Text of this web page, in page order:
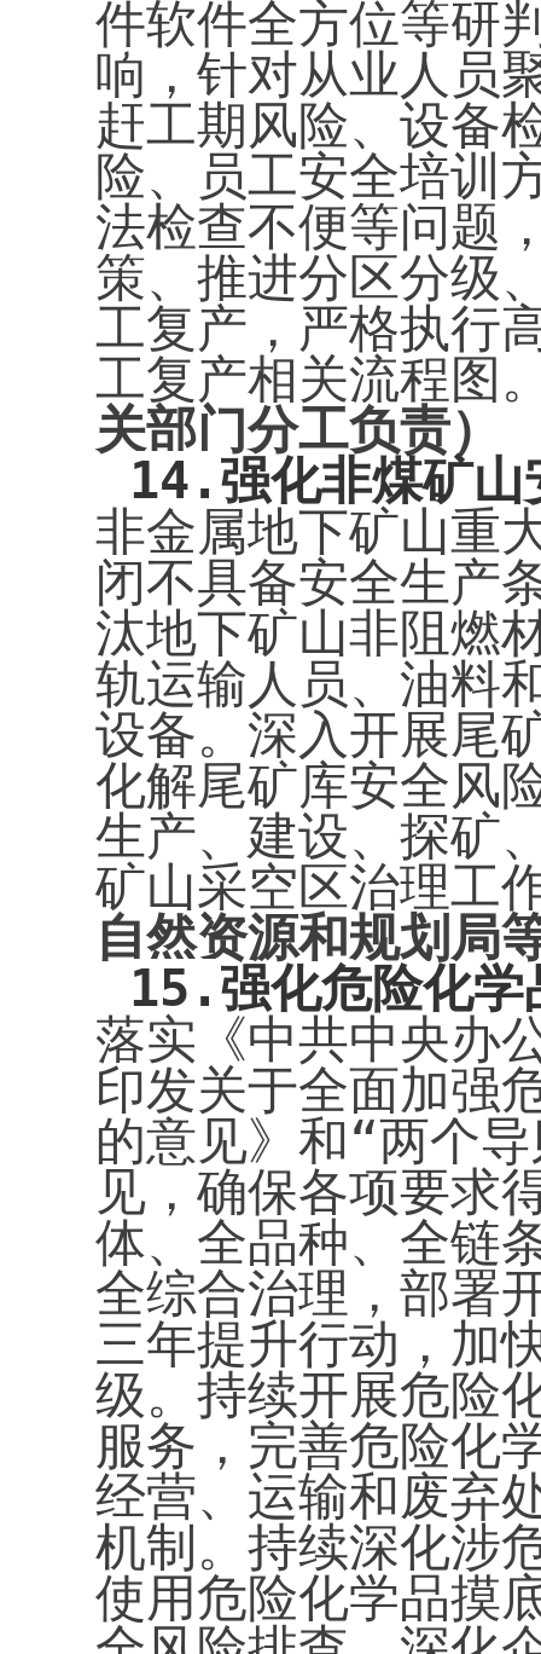
件软件全方位等研
响，针对从业人员
赶工期风险、设备
险、员工安全培训
法检查不便等问题
策、推进分区分级
工复产，严格执行
工复产相关流程图
关部门分工负责）
14. 强化非煤矿
非金属地下矿山重
闭不具备安全生产
汰地下矿山非阻燃
轨运输人员、油料
设备。深入开展尾
化解尾矿库安全风
生产、建设、探矿
矿山采空区治理工
自然资源和规划局
15. 强化危险化
落实《中共中央办
印发关于全面加强
的意见》和“两个
见，确保各项要求
体、全品种、全链
全综合治理，部署
三年提升行动，加
级。持续开展危险
服务，完善危险化
经营、运输和废弃
机制。持续深化涉
使用危险化学品摸